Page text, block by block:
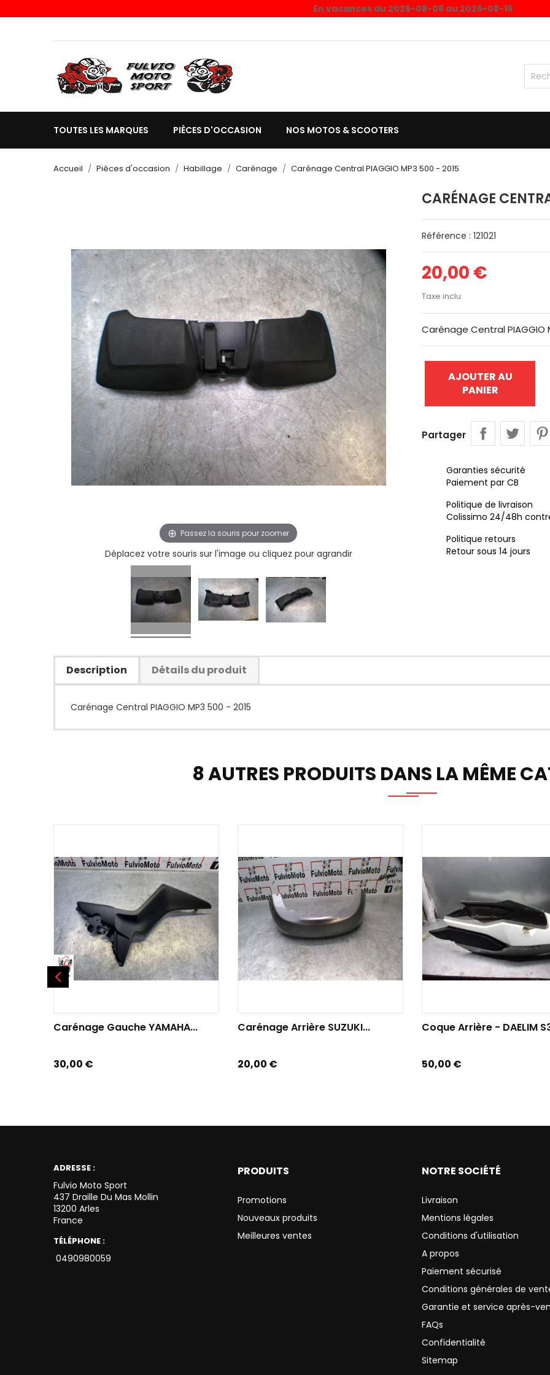
En vacances du 2026-08-08 au 2026-08-16
TOUTES LES MARQUES PIÈCES D'OCCASION NOS MOTOS & SCOOTERS
Accueil Pièces d'occasion Habillage Carénage Carénage Central PIAGGIO MP3 500 - 2015
Passez la souris pour zoomer
Déplacez votre souris sur l'image ou cliquez pour agrandir
CARÉNAGE
Référence : 121021
20,00 €
Taxe inclu
Carénage Central PIAGGIO
AJOUTER AU
PANIER
Partager
Garanties sécurité
Paiement par CB
Politique de livraison
Colissimo 24/48h
Politique retours
Retour sous 14 jours
Description Détails du produit
Carénage Central PIAGGIO MP3 500 - 2015
8 AUTRES PRODUITS DANS LA MÊME
Carénage Gauche YAMAHA...
Prix
30,00 €
Carénage Arrière SUZUKI...
Prix
20,00 €
Coque Arrière - DAELIM
Prix
50,00 €
ADRESSE :
Fulvio Moto Sport
437 Draille Du Mas Mollin
13200 Arles
France
TÉLÉPHONE :
0490980059
PRODUITS
Promotions
Nouveaux produits
Meilleures ventes
NOTRE SOCIÉTÉ
Livraison
Mentions légales
Conditions d'utilisation
A propos
Paiement sécurisé
Conditions générales de
Garantie et service après-
FAQs
Confidentialité
Sitemap